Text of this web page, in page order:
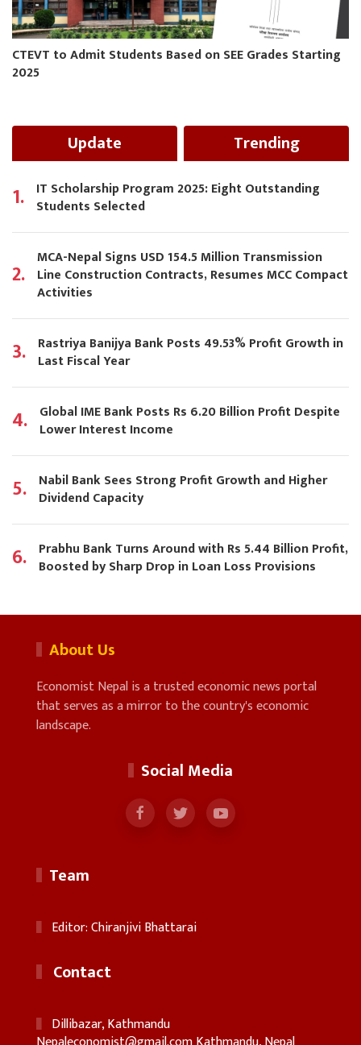
CTEVT to Admit Students Based on SEE Grades Starting
2025
Update Trending
1. IT Scholarship Program 2025: Eight Outstanding
Students Selected
2.
MCA-Nepal Signs USD 154.5 Million Transmission
Line Construction Contracts, Resumes MCC Compact
Activities
3. Rastriya Banijya Bank Posts 49.53% Profit Growth in
Last Fiscal Year
4. Global IME Bank Posts Rs 6.20 Billion Profit Despite
Lower Interest Income
5. Nabil Bank Sees Strong Profit Growth and Higher
Dividend Capacity
6. Prabhu Bank Turns Around with Rs 5.44 Billion Profit,
Boosted by Sharp Drop in Loan Loss Provisions
About Us
Economist Nepal is a trusted economic news portal
that serves as a mirror to the country's economic
landscape.
Social Media
Team
Editor: Chiranjivi Bhattarai
Contact
Dillibazar, Kathmandu